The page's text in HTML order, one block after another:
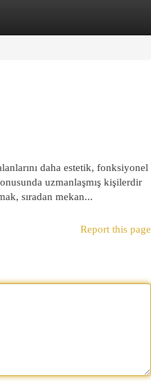
daha estetik, fonksiyonel
uzmanlaşmış kişilerdir
sıradan mekan...
Report this page